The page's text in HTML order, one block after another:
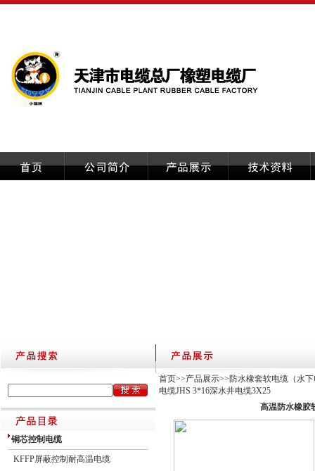
铜芯控制电缆
KFFP屏蔽控制耐高温电缆
首页>>产品展示>>防水橡套软电缆（水
电缆JHS 3*16深水井电缆3X25
高温防水橡胶